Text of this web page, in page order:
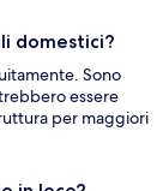
domestici?
Sono
essere
per maggiori